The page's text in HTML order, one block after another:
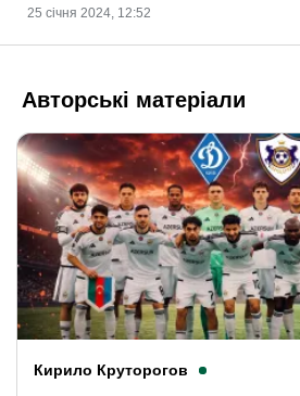
25 січня 2024, 12:52
Авторські матеріали
Кирило Круторогов